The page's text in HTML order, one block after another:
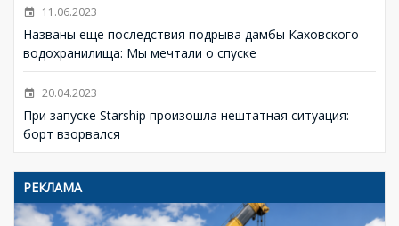
11.06.2023
Названы еще последствия подрыва дамбы Каховского
водохранилища: Мы мечтали о спуске
20.04.2023
При запуске Starship произошла нештатная ситуация:
борт взорвался
РЕКЛАМА